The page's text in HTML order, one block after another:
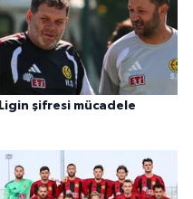
Ligin şifresi mücadele